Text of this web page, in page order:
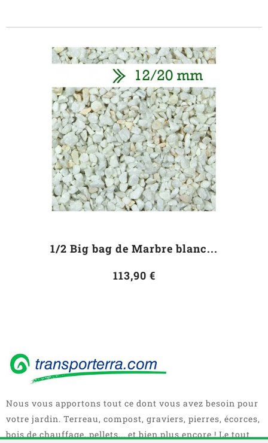
1/2 Big bag de Marbre blanc...
113,90 €
Nous vous apportons tout ce dont vous avez besoin pour
votre jardin. Terreau, compost, graviers, pierres, écorces,
bois de chauffage, pellets... et bien plus encore ! Le tout